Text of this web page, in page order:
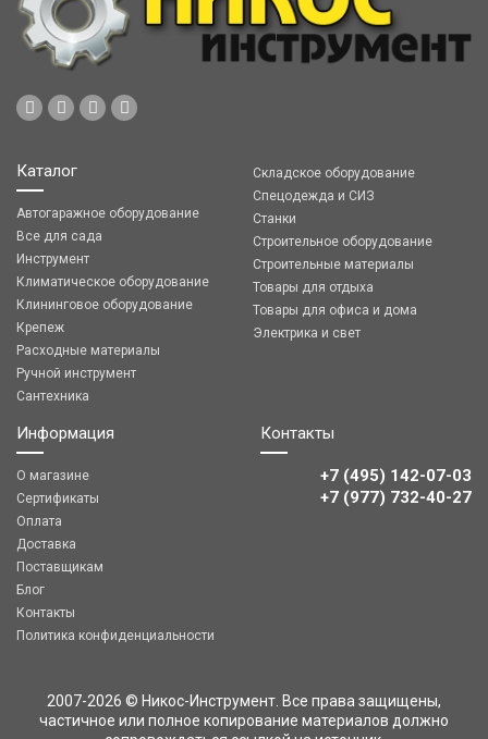
Каталог
Автогаражное оборудование
Все для сада
Инструмент
Климатическое оборудование
Клининговое оборудование
Крепеж
Расходные материалы
Ручной инструмент
Сантехника
Складское оборудование
Спецодежда и СИЗ
Станки
Строительное оборудование
Строительные материалы
Товары для отдыха
Товары для офиса и дома
Электрика и свет
Информация
О магазине
Сертификаты
Оплата
Доставка
Поставщикам
Блог
Контакты
Политика конфиденциальности
Контакты
+7 (495) 142-07-03
‎‎+7 (977) 732-40-27
2007-2026 © Никос-Инструмент. Все права защищены,
частичное или полное копирование материалов должно